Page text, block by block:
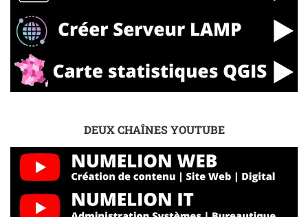
DEUX CHAÎNES YOUTUBE